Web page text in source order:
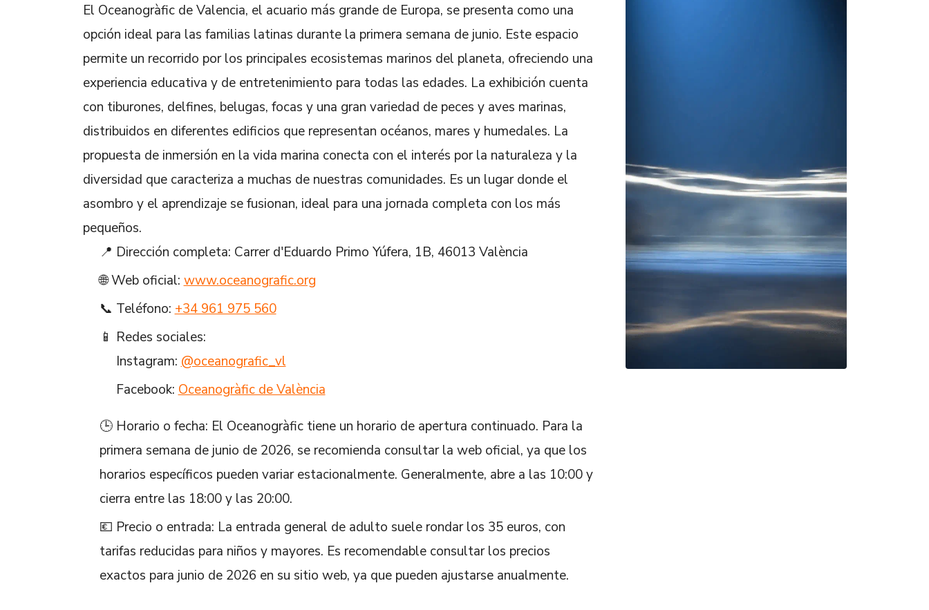
El Oceanogràfic de Valencia, el acuario más grande de Europa, se presenta como una
opción ideal para las familias latinas durante la primera semana de junio. Este espacio
permite un recorrido por los principales ecosistemas marinos del planeta, ofreciendo una
experiencia educativa y de entretenimiento para todas las edades. La exhibición cuenta
con tiburones, delfines, belugas, focas y una gran variedad de peces y aves marinas,
distribuidos en diferentes edificios que representan océanos, mares y humedales. La
propuesta de inmersión en la vida marina conecta con el interés por la naturaleza y la
diversidad que caracteriza a muchas de nuestras comunidades. Es un lugar donde el
asombro y el aprendizaje se fusionan, ideal para una jornada completa con los más
pequeños.
📍 Dirección completa: Carrer d'Eduardo Primo Yúfera, 1B, 46013 València
🌐 Web oficial: www.oceanografic.org
📞 Teléfono: +34 961 975 560
📱 Redes sociales:
Instagram: @oceanografic_vl
Facebook: Oceanogràfic de València
🕒 Horario o fecha: El Oceanogràfic tiene un horario de apertura continuado. Para la
primera semana de junio de 2026, se recomienda consultar la web oficial, ya que los
horarios específicos pueden variar estacionalmente. Generalmente, abre a las 10:00 y
cierra entre las 18:00 y las 20:00.
💶 Precio o entrada: La entrada general de adulto suele rondar los 35 euros, con
tarifas reducidas para niños y mayores. Es recomendable consultar los precios
exactos para junio de 2026 en su sitio web, ya que pueden ajustarse anualmente.